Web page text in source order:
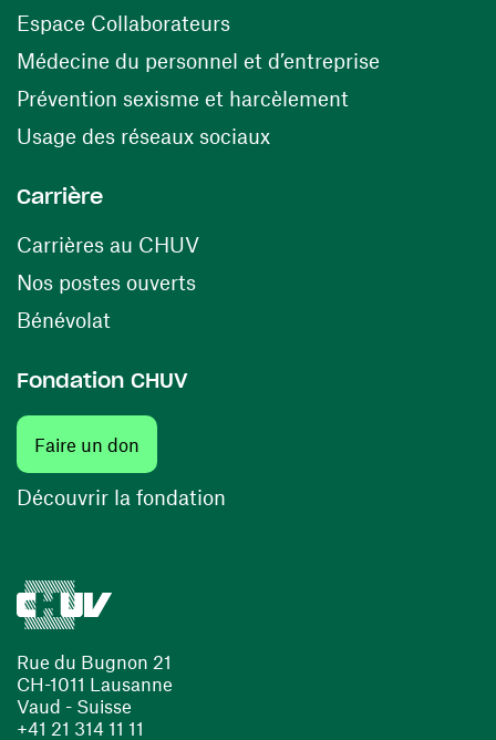
Rue du Bugnon 21
CH-1011 Lausanne
Vaud - Suisse
+41 21 314 11 11
Espace Collaborateurs(ouvre une nouvelle fenêtre)
Médecine du personnel et d’entreprise
Prévention sexisme et harcèlement
Usage des réseaux sociaux(ouvre une nouvelle
Carrière
Carrières au CHUV(ouvre une nouvelle fenêtre)
Nos postes ouverts(ouvre une nouvelle fenêtre)
Bénévolat
Fondation CHUV
Faire un don
Découvrir la fondation